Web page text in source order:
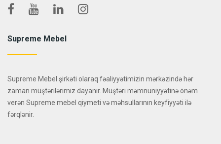
Supreme Mebel
Supreme Mebel şirkəti olaraq fəaliyyətimizin mərkəzində hər
zaman müştərilərimiz dayanır. Müştəri məmnuniyyətinə önəm
verən Supreme mebel qiymeti və məhsullarının keyfiyyəti ilə
fərqlənir.